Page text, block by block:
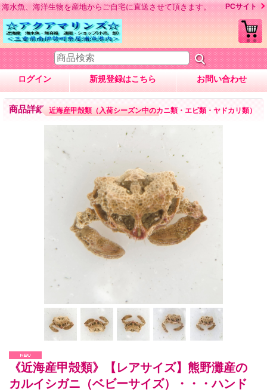
海水魚、海洋生物を産地からご自宅に直送させて頂きます。 PCサイト
ログイン 新規登録はこちら お問い合わせ
商品詳細 近海産甲殻類（入荷シーズン中のカニ類・エビ類・ヤドカリ類）
《近海産甲殻類》【レアサイズ】熊野灘産の
カルイシガニ（ベビーサイズ）・・・ハンド